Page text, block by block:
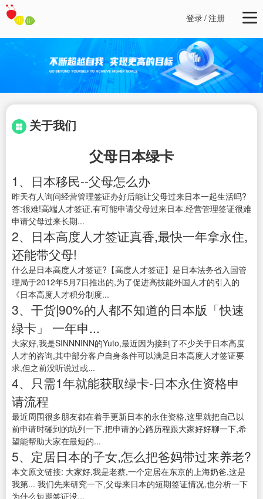
登录/注册
关于我们
父母日本绿卡
1、日本移民--父母怎么办
昨天有人询问经营管理签证办好后能让父母过来日本一起生活吗?
答:很难!高端人才签证,有可能申请父母过来日本.经营管理签证很难
申请父母过来长期...
2、日本高度人才签证真香,最快一年拿永住,
还能带父母!
什么是日本高度人才签证?【高度人才签证】是日本法务省入国管
理局于2012年5月7日推出的,为了促进高技能外国人才的引入的
《日本高度人才积分制度...
3、干货|90%的人都不知道的日本版「快速
绿卡」 一年申...
大家好,我是SINNNINN的Yuto,最近因为接到了不少关于日本高度
人才的咨询,其中部分客户自身条件可以满足日本高度人才签证要
求,但之前没听说过或...
4、只需1年就能获取绿卡-日本永住资格申
请流程
最近周围很多朋友都在着手更新日本的永住资格,这里就把自己以
前申请时碰到的坑列一下,把申请的心路历程跟大家好好聊一下,希
望能帮助大家在最短的...
5、定居日本的子女,怎么把爸妈带过来养老?
本文原文链接: 大家好,我是老蔡,一个定居在东京的上海奶爸,这是
我第... 我们先来研究一下,父母来日本的短期签证情况,也分析一下
为什么短期签证没...